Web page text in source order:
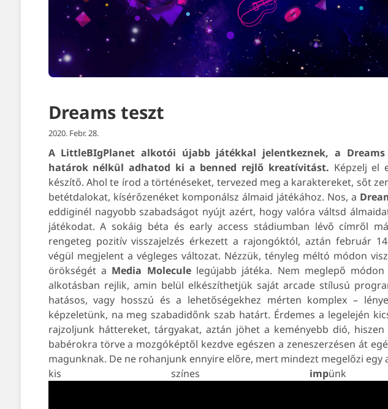
Dreams teszt
2020. Febr. 28.
A LittleBIgPlanet alkotói újabb játékkal jelentkeznek, a Dreams
határok nélkül adhatod ki a benned rejlő kreatívitást. Képzelj el
készítő. Ahol te írod a történéseket, tervezed meg a karaktereket, sőt
betétdalokat, kísérőzenéket komponálsz álmaid játékához. Nos, a
eddiginél nagyobb szabadságot nyújt azért, hogy valóra váltsd
játékodat. A sokáig béta és early access stádiumban lévő címről
rengeteg pozitív visszajelzés érkezett a rajongóktól, aztán február
végül megjelent a végleges változat. Nézzük, tényleg méltó módon
örökségét a Media Moleculelegújabb játéka. Nem meglepő
alkotásban rejlik, amin belül elkészíthetjük saját arcade stílusú
hatásos, vagy hosszú és a lehetőségekhez mérten komplex –
képzeletünk, na meg szabadidőnk szab határt. Érdemes a legelején
rajzoljunk háttereket, tárgyakat, aztán jöhet a keményebb dió, hiszen
babérokra törve a mozgóképtől kezdve egészen a zeneszerzésen át
magunknak. De ne rohanjunk ennyire előre, mert mindezt megelőzi egy
kis színes impünk